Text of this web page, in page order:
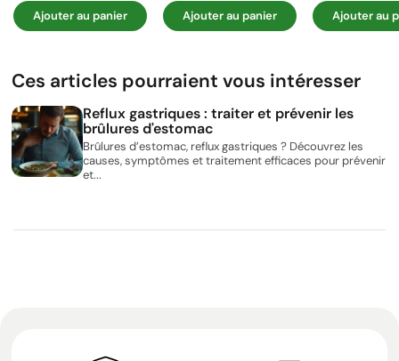
Ajouter au panier Ajouter au panier Ajouter au
Ces articles pourraient vous intéresser
Reflux gastriques : traiter et prévenir les
brûlures d'estomac
Brûlures d’estomac, reflux gastriques ? Découvrez les
causes, symptômes et traitement efficaces pour prévenir
et...